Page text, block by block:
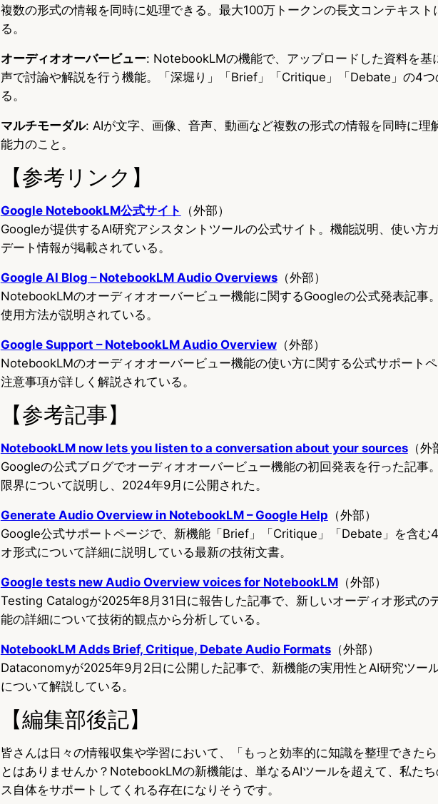
複数の形式の情報を同時に処理できる。最大100万トークンの長文コンテキスト
る。
オーディオオーバービュー: NotebookLMの機能で、アップロードした資料を基
声で討論や解説を行う機能。「深堀り」「Brief」「Critique」「Debate」の4つ
る。
マルチモーダル: AIが文字、画像、音声、動画など複数の形式の情報を同時に理
能力のこと。
【参考リンク】
Google NotebookLM公式サイト
（外部）
Googleが提供するAI研究アシスタントツールの公式サイト。機能説明、使い方
デート情報が掲載されている。
Google AI Blog – NotebookLM Audio Overviews（外部）
NotebookLMのオーディオオーバービュー機能に関するGoogleの公式発表記事
使用方法が説明されている。
Google Support – NotebookLM Audio Overview（外部）
NotebookLMのオーディオオーバービュー機能の使い方に関する公式サポート
注意事項が詳しく解説されている。
【参考記事】
NotebookLM now lets you listen to a conversation about your sources（外
Googleの公式ブログでオーディオオーバービュー機能の初回発表を行った記事
限界について説明し、2024年9月に公開された。
Generate Audio Overview in NotebookLM – Google Help （外部）
Google公式サポートページで、新機能「Brief」「Critique」「Debate」を含む
オ形式について詳細に説明している最新の技術文書。
Google tests new Audio Overview voices for NotebookLM（外部）
Testing Catalogが2025年8月31日に報告した記事で、新しいオーディオ形式の
能の詳細について技術的観点から分析している。
NotebookLM Adds Brief, Critique, Debate Audio Formats（外部）
Dataconomyが2025年9月2日に公開した記事で、新機能の実用性とAI研究ツー
について解説している。
【編集部後記】
皆さんは日々の情報収集や学習において、「もっと効率的に知識を整理できた
とはありませんか？NotebookLMの新機能は、単なるAIツールを超えて、私た
ス自体をサポートしてくれる存在になりそうです。